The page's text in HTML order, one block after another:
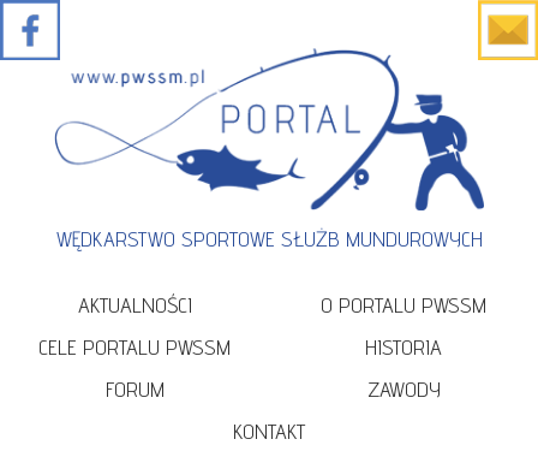
WĘDKARSTWO SPORTOWE SŁUŻB MUNDUROWYCH
AKTUALNOŚCI
O PORTALU PWSSM
CELE PORTALU PWSSM
HISTORIA
FORUM
ZAWODY
KONTAKT